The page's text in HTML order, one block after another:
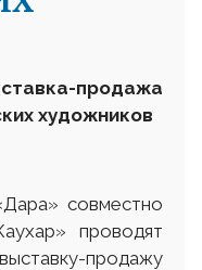
продажа
художников
совместно
проводят
продажу